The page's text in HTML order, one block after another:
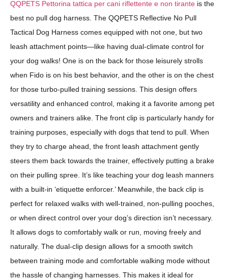
QQPETS Pettorina tattica per cani riflettente e non tirante is the
best no pull dog harness. The QQPETS Reflective No Pull
Tactical Dog Harness comes equipped with not one, but two
leash attachment points—like having dual-climate control for
your dog walks! One is on the back for those leisurely strolls
when Fido is on his best behavior, and the other is on the chest
for those turbo-pulled training sessions. This design offers
versatility and enhanced control, making it a favorite among pet
owners and trainers alike. The front clip is particularly handy for
training purposes, especially with dogs that tend to pull. When
they try to charge ahead, the front leash attachment gently
steers them back towards the trainer, effectively putting a brake
on their pulling spree. It’s like teaching your dog leash manners
with a built-in ‘etiquette enforcer.’ Meanwhile, the back clip is
perfect for relaxed walks with well-trained, non-pulling pooches,
or when direct control over your dog’s direction isn’t necessary.
It allows dogs to comfortably walk or run, moving freely and
naturally. The dual-clip design allows for a smooth switch
between training mode and comfortable walking mode without
the hassle of changing harnesses. This makes it ideal for